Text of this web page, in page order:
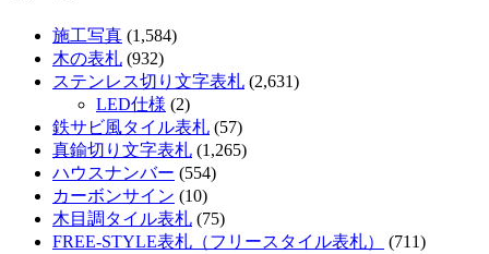
施工写真 (1,584)
木の表札 (932)
ステンレス切り文字表札 (2,631)
LED仕様 (2)
鉄サビ風タイル表札 (57)
真鍮切り文字表札 (1,265)
ハウスナンバー (554)
カーボンサイン (10)
木目調タイル表札 (75)
FREE-STYLE表札（フリースタイル表札）
(711)